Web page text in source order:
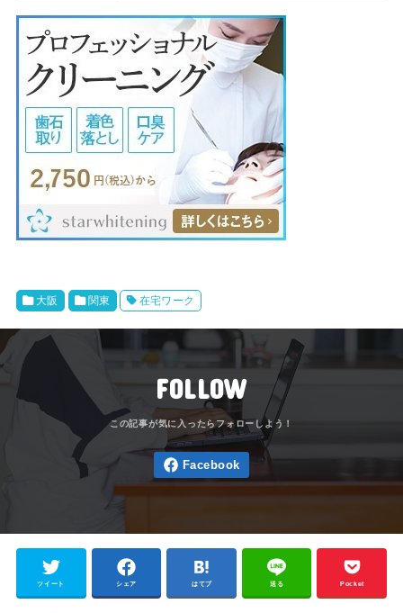
大阪 関東 在宅ワーク
FOLLOW
ツイート シェア はてブ 送る Pocket